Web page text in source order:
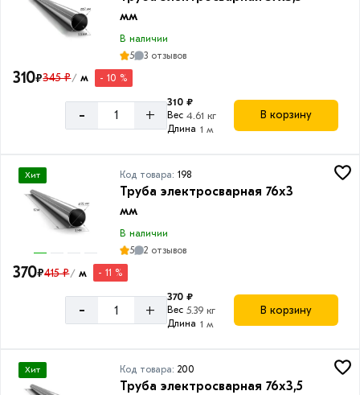
мм
В наличии
5
3 отзывов
310₽345 ₽/ м - 10 %
- +
310 ₽
Вес 4.61 кг
Длина 1 м
В корзину
Хит Код товара: 198
Труба электросварная 76х3
мм
В наличии
5
2 отзывов
370₽415 ₽/ м - 11 %
- +
370 ₽
Вес 5.39 кг
Длина 1 м
В корзину
Хит Код товара:200
Труба электросварная 76х3,5